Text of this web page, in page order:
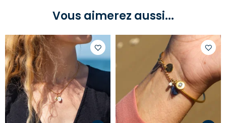
Vous aimerez aussi...
Ajouter
d'envies
à
votre
liste